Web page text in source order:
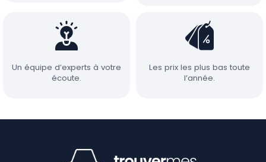
Un équipe d’experts à votre
écoute.
Les prix les plus bas toute
l’année.